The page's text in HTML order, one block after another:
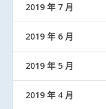
2019 年 7 月
2019 年 6 月
2019 年 5 月
2019 年 4 月